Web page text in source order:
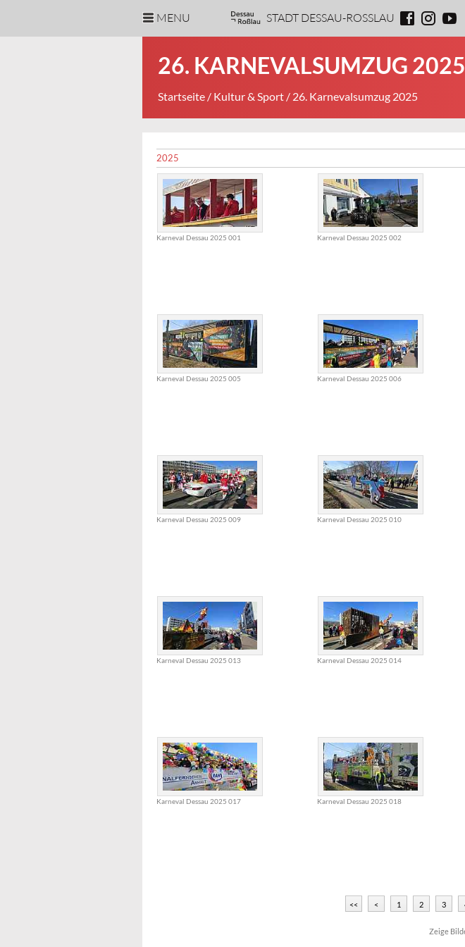
MENU STADT DESSAU-ROSSLAU
26. KARNEVALSUMZUG 2025
Startseite / Kultur & Sport / 26. Karnevalsumzug 2025
2025
Karneval Dessau 2025 001 Karneval Dessau 2025 002
Karneval Dessau 2025 005 Karneval Dessau 2025 006
Karneval Dessau 2025 009 Karneval Dessau 2025 010
Karneval Dessau 2025 013 Karneval Dessau 2025 014
Karneval Dessau 2025 017 Karneval Dessau 2025 018
<< < 1 2 3
Zeige